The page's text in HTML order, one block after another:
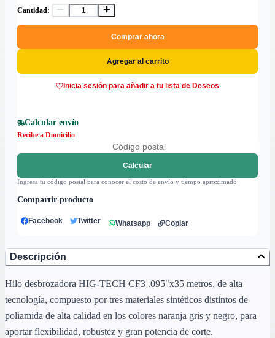
Cantidad:
Comprar ahora
Agregar al carrito
Inicia sesión para añadir a tu lista de Deseos
Calcular envío
Recibe a Domicilio
Calcular
Ingresa tu código postal para conocer el costo de envío y tiempo aproximado
Compartir producto
Facebook Twitter Whatsapp Copiar
Descripción
Hilo desbrozadora HIG-TECH CF3 .095"x35 metros, de alta
tecnología, compuesto por tres materiales sintéticos distintos de
poliamida de alta calidad en los colores naranja gris y negro, para
aportar flexibilidad, robustez y gran potencia de corte.